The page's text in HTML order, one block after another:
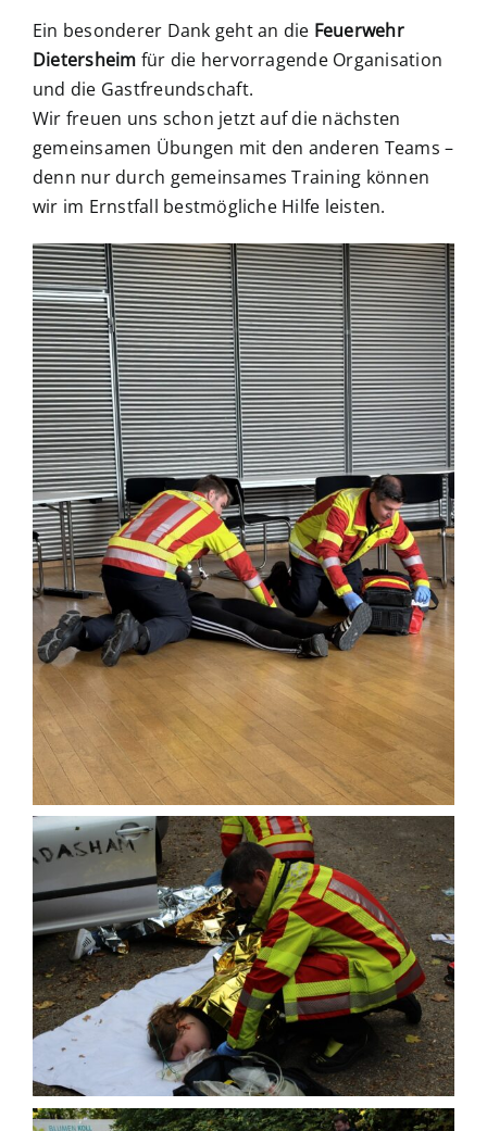
Ein besonderer Dank geht an die Feuerwehr
Dietersheim für die hervorragende Organisation
und die Gastfreundschaft.
Wir freuen uns schon jetzt auf die nächsten
gemeinsamen Übungen mit den anderen Teams –
denn nur durch gemeinsames Training können
wir im Ernstfall bestmögliche Hilfe leisten.